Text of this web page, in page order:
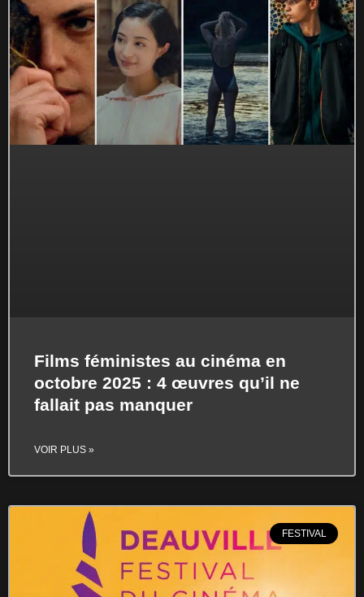
Films féministes au cinéma en
octobre 2025 : 4 œuvres qu’il ne
fallait pas manquer
VOIR PLUS »
FESTIVAL